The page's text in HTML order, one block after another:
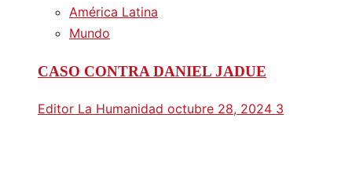
América Latina
Mundo
CASO CONTRA DANIEL JADUE
Editor La Humanidad octubre 28, 2024 3